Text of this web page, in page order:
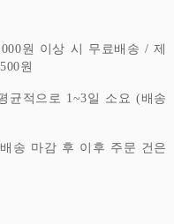
원 이상 시 무료배송 / 제
원
균적으로 1~3일 소요 (배송
송 마감 후 이후 주문 건은